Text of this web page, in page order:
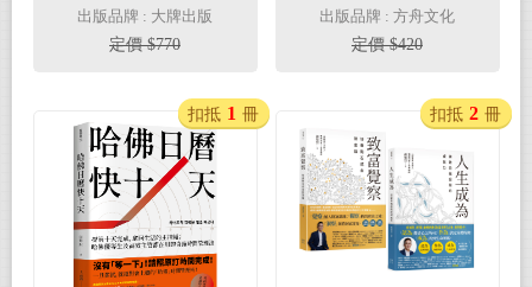
成心法雙套書【超強習
慣養成，輕而易舉創造
人生複利效應＋改變人
出版品牌 : 大牌出版
定價 $770
降低內心攻防、提升有
效回饋，成為共同成長
的最強團隊
出版品牌 : 方舟文化
定價 $420
扣抵 1 冊 扣抵 2 冊